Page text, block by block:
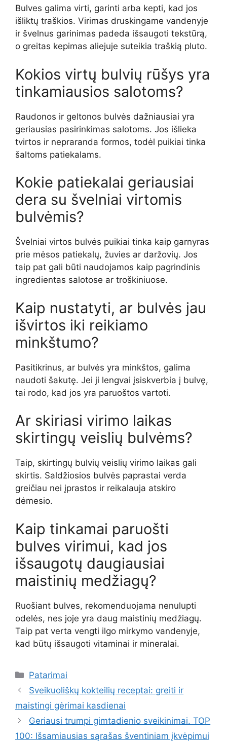
Bulves galima virti, garinti arba kepti, kad jos
išliktų traškios. Virimas druskingame vandenyje
ir švelnus garinimas padeda išsaugoti tekstūrą,
o greitas kepimas aliejuje suteikia traškią pluto.
Kokios virtų bulvių rūšys yra
tinkamiausios salotoms?
Raudonos ir geltonos bulvės dažniausiai yra
geriausias pasirinkimas salotoms. Jos išlieka
tvirtos ir nepraranda formos, todėl puikiai tinka
šaltoms patiekalams.
Kokie patiekalai geriausiai
dera su švelniai virtomis
bulvėmis?
Švelniai virtos bulvės puikiai tinka kaip garnyras
prie mėsos patiekalų, žuvies ar daržovių. Jos
taip pat gali būti naudojamos kaip pagrindinis
ingredientas salotose ar troškiniuose.
Kaip nustatyti, ar bulvės jau
išvirtos iki reikiamo
minkštumo?
Pasitikrinus, ar bulvės yra minkštos, galima
naudoti šakutę. Jei ji lengvai įsiskverbia į bulvę,
tai rodo, kad jos yra paruoštos vartoti.
Ar skiriasi virimo laikas
skirtingų veislių bulvėms?
Taip, skirtingų bulvių veislių virimo laikas gali
skirtis. Saldžiosios bulvės paprastai verda
greičiau nei įprastos ir reikalauja atskiro
dėmesio.
Kaip tinkamai paruošti
bulves virimui, kad jos
išsaugotų daugiausiai
maistinių medžiagų?
Ruošiant bulves, rekomenduojama nenulupti
odelės, nes joje yra daug maistinių medžiagų.
Taip pat verta vengti ilgo mirkymo vandenyje,
kad būtų išsaugoti vitaminai ir mineralai.
Kategorijos
Patarimai
Sveikuoliškų kokteilių receptai: greiti ir
maistingi gėrimai kasdienai
Geriausi trumpi gimtadienio sveikinimai. TOP
100: Išsamiausias sąrašas šventiniam įkvėpimui